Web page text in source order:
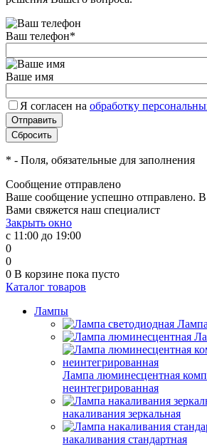
Ваш телефон*
Ваше имя
Я согласен на обработку
* - Поля, обязательные для заполнения
Сообщение отправлено
Ваше сообщение успешно отправлено.
Вами свяжется наш специалист
Закрыть окно
с 11:00 до 19:00
0
0
0 В корзине пока пусто
Каталог товаров
Лампы
Лампа люминесцентная
неинтегрированная
накаливания зеркальная
накаливания стандартная